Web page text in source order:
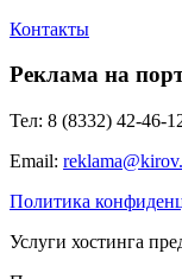
Контакты
Реклама на
Тел: 8 (8332) 42-46-
Email:
Политика
Услуги хостинга